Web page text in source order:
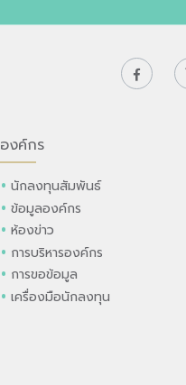
องค์กร
นักลงทุนสัมพันธ์
ข้อมูลองค์กร
ห้องข่าว
การบริหารองค์กร
การขอข้อมูล
เครื่องมือนักลงทุน